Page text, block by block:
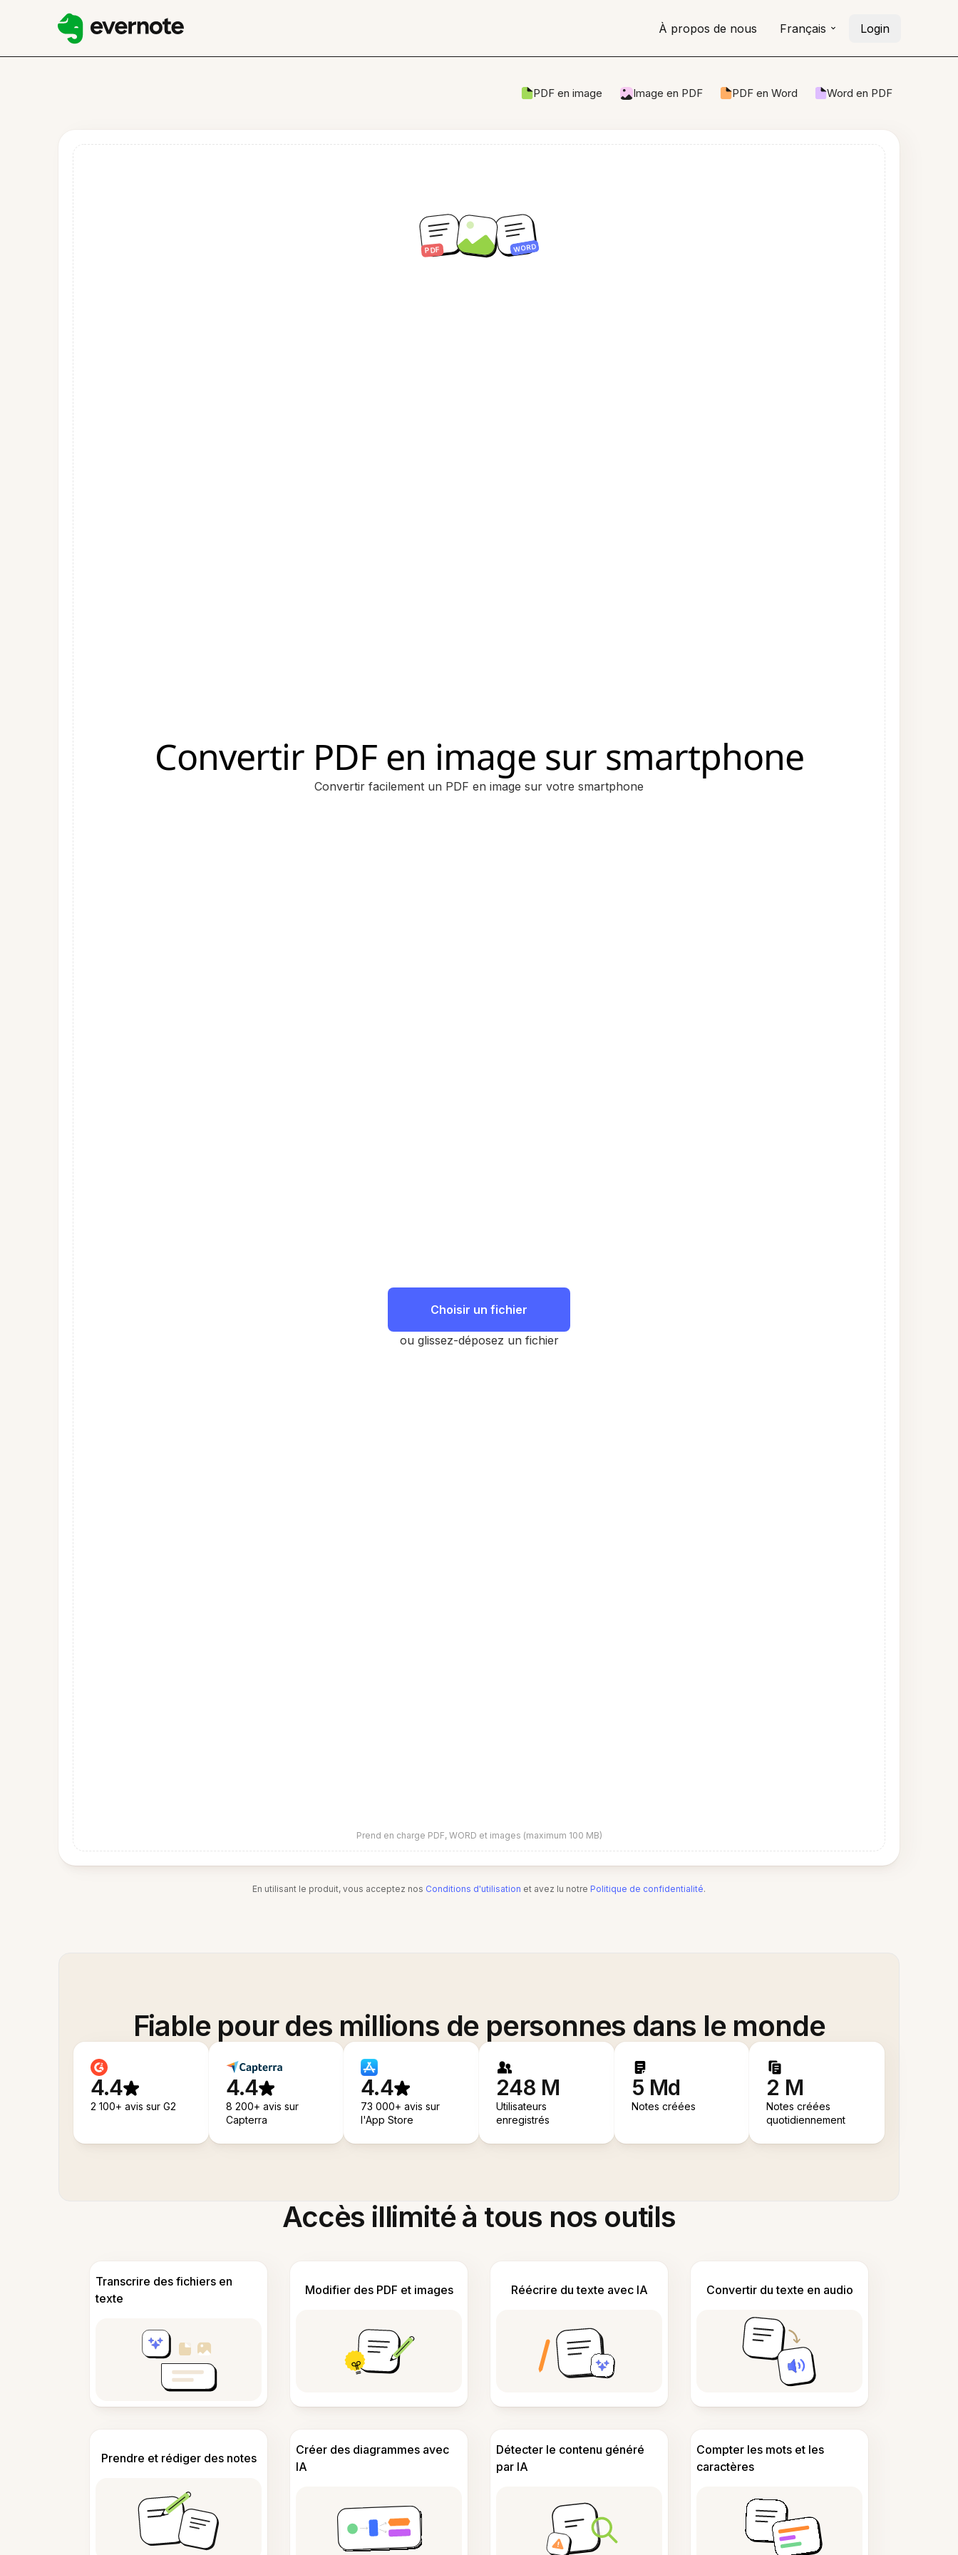
À propos de nous Français Login
PDF en image Image en PDF PDF en Word Word en PDF
Convertir PDF en image sur smartphone
Convertir facilement un PDF en image sur votre smartphone
Choisir un fichier
ou glissez-déposez un fichier
Prend en charge PDF, WORD et images (maximum 100 MB)
En utilisant le produit, vous acceptez nos Conditions d'utilisation et avez lu notre Politique de confidentialité.
Fiable pour des millions de personnes dans le monde
4.4
2 100+ avis sur G2
4.4
8 200+ avis sur
Capterra
4.4
73 000+ avis sur
l'App Store
248 M
Utilisateurs
enregistrés
5 Md
Notes créées
2 M
Notes créées
quotidiennement
Accès illimité à tous nos outils
Transcrire des fichiers en
texte
Modifier des PDF et images Réécrire du texte avec IA Convertir du texte en audio
Prendre et rédiger des notes
Créer des diagrammes avec
IA
Détecter le contenu généré
par IA
Compter les mots et les
caractères